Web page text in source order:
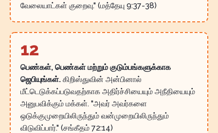
வேலையாட்கள் குறைவு." (மத்தேயு 9:37-38)
12
பெண்கள், பெண்கள் மற்றும் குடும்பங்களுக்காக
ஜெபியுங்கள். கிறிஸ்துவின் அன்பினால்
மீட்டெடுக்கப்படுவதற்காக அதிர்ச்சியையும் அநீதியையும்
அனுபவிக்கும் மக்கள். "அவர் அவர்களை
ஒடுக்குமுறையிலிருந்தும் வன்முறையிலிருந்தும்
விடுவிப்பார்." (சங்கீதம் 72:14)